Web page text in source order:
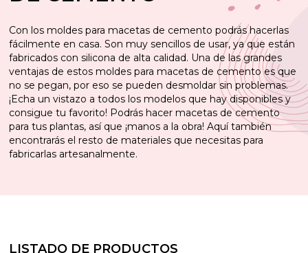
Con los moldes para macetas de cemento podrás hacerlas
fácilmente en casa. Son muy sencillos de usar, ya que están
fabricados con silicona de alta calidad. Una de las grandes
ventajas de estos moldes para macetas de cemento es que
no se pegan, por eso se pueden desmoldar sin problemas.
¡Echa un vistazo a todos los modelos que hay disponibles y
consigue tu favorito! Podrás hacer macetas de cemento
para tus plantas, así que ¡manos a la obra! Aquí también
encontrarás el resto de materiales que necesitas para
fabricarlas artesanalmente.
LISTADO DE PRODUCTOS